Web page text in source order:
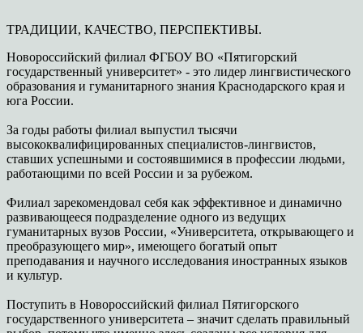
ТРАДИЦИИ, КАЧЕСТВО, ПЕРСПЕКТИВЫ.
Новороссийский филиал ФГБОУ ВО «Пятигорский
государственный университет» - это лидер лингвистического
образования и гуманитарного знания Краснодарского края и
юга России.
За годы работы филиал выпустил тысячи
высококвалифицированных специалистов-лингвистов,
ставших успешными и состоявшимися в профессии людьми,
работающими по всей России и за рубежом.
Филиал зарекомендовал себя как эффективное и динамично
развивающееся подразделение одного из ведущих
гуманитарных вузов России, «Университета, открывающего и
преобразующего мир», имеющего богатый опыт
преподавания и научного исследования иностранных языков
и культур.
Поступить в Новороссийский филиал Пятигорского
государственного университета – значит сделать правильный